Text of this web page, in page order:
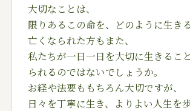
大切なことは、
限りあるこの命を、どのように生きる
亡くなられた方もまた、
私たちが一日一日を大切に生きるこ
られるのではないでしょうか。
お経や法要ももちろん大切ですが、
日々を丁寧に生き、よりよい人生を